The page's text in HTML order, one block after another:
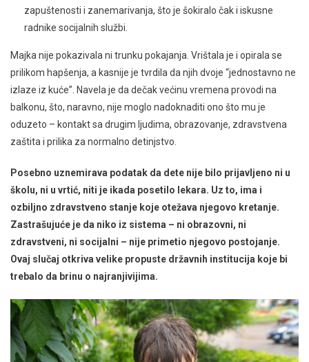
zapuštenosti i zanemarivanja, što je šokiralo čak i iskusne
radnike socijalnih službi.
Majka nije pokazivala ni trunku pokajanja. Vrištala je i opirala se
prilikom hapšenja, a kasnije je tvrdila da njih dvoje “jednostavno ne
izlaze iz kuće”. Navela je da dečak većinu vremena provodi na
balkonu, što, naravno, nije moglo nadoknaditi ono što mu je
oduzeto – kontakt sa drugim ljudima, obrazovanje, zdravstvena
zaštita i prilika za normalno detinjstvo.
Posebno uznemirava podatak da dete nije bilo prijavljeno ni u
školu, ni u vrtić, niti je ikada posetilo lekara. Uz to, ima i
ozbiljno zdravstveno stanje koje otežava njegovo kretanje.
Zastrašujuće je da niko iz sistema – ni obrazovni, ni
zdravstveni, ni socijalni – nije primetio njegovo postojanje.
Ovaj slučaj otkriva velike propuste državnih institucija koje bi
trebalo da brinu o najranjivijima.